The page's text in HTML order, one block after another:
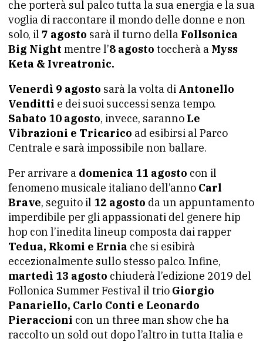
che porterà sul palco tutta la sua energia e la sua
voglia di raccontare il mondo delle donne e non
solo, il 7 agosto sarà il turno della Follsonica
Big Night mentre l’8 agosto toccherà a Myss
Keta & Ivreatronic.
Venerdì 9 agosto sarà la volta di Antonello
Venditti e dei suoi successi senza tempo.
Sabato 10 agosto, invece, saranno Le
Vibrazioni e Tricarico ad esibirsi al Parco
Centrale e sarà impossibile non ballare.
Per arrivare a domenica 11 agosto con il
fenomeno musicale italiano dell’anno Carl
Brave, seguito il 12 agosto da un appuntamento
imperdibile per gli appassionati del genere hip
hop con l’inedita lineup composta dai rapper
Tedua, Rkomi e Ernia che si esibirà
eccezionalmente sullo stesso palco. Infine,
martedì 13 agosto chiuderà l’edizione 2019 del
Follonica Summer Festival il trio Giorgio
Panariello, Carlo Conti e Leonardo
Pieraccioni con un three man show che ha
raccolto un sold out dopo l’altro in tutta Italia e